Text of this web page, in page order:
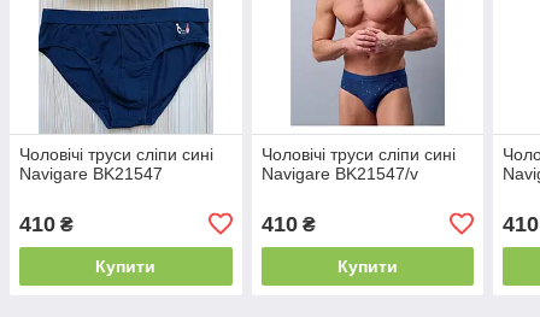
Чоловічі труси сліпи сині
Navigare BK21547
410 ₴
Купити
Чоловічі труси сліпи сині
Navigare BK21547/v
410₴
Купити
410